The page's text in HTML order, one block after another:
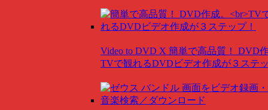
Video to DVD X 簡単で高品質！ DVD
TVで観れるDVDビデオ作成が３ステ